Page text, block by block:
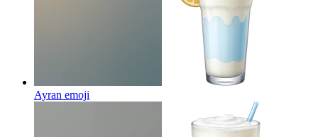
Ayran emoji